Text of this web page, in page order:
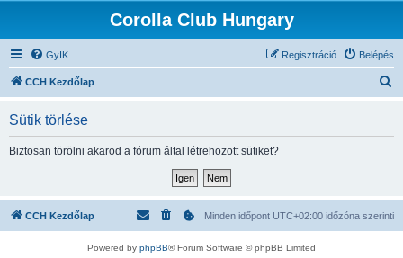
Corolla Club Hungary
GyIK Belépés
Regisztráció
CCH Kezdőlap
s
Sütik törlése
Biztosan törölni akarod a fórum által létrehozott sütiket?
CCH Kezdőlap Minden időpont UTC+02:00 időzóna szerinti
Powered by phpBB® Forum Software © phpBB Limited